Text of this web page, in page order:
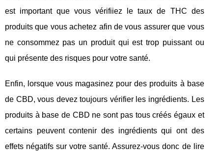
est important que vous vérifiiez le taux de THC des
produits que vous achetez afin de vous assurer que vous
ne consommez pas un produit qui est trop puissant ou
qui présente des risques pour votre santé.
Enfin, lorsque vous magasinez pour des produits à base
de CBD, vous devez toujours vérifier les ingrédients. Les
produits à base de CBD ne sont pas tous créés égaux et
certains peuvent contenir des ingrédients qui ont des
effets négatifs sur votre santé. Assurez-vous donc de lire